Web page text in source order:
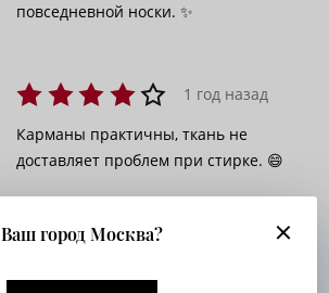
повседневной носки. ✨
1 год назад
Карманы практичны, ткань не
доставляет проблем при стирке. 😄
Ваш город Москва?